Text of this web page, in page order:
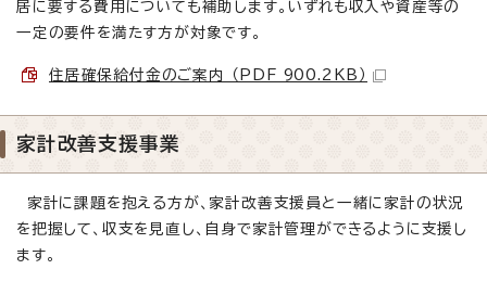
居に要する費用についても補助します。いずれも収入や資産等の
一定の要件を満たす方が対象です。
住居確保給付金のご案内 （PDF 900.2KB）
家計改善支援事業
家計に課題を抱える方が、家計改善支援員と一緒に家計の状況
を把握して、収支を見直し、自身で家計管理ができるように支援し
ます。